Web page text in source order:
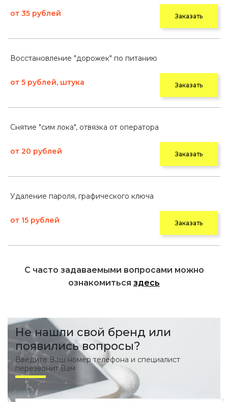
от 35 рублей Заказать
Восстановление "дорожек" по питанию
от 5 рублей, штука Заказать
Снятие "сим лока", отвязка от оператора
от 20 рублей Заказать
Удаление пароля, графического ключа
от 15 рублей Заказать
С часто задаваемыми вопросами можно
ознакомиться здесь
Не нашли свой бренд или
появились вопросы?
Введите Ваш номер телефона и специалист
перезвонит Вам